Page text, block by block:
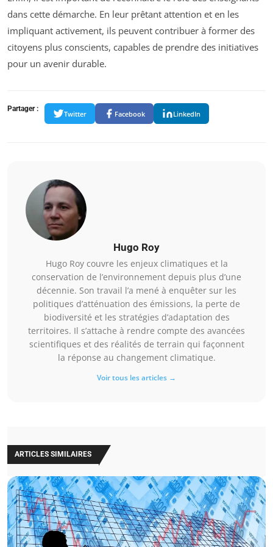
dans cette démarche. En leur prêtant attention et en les
impliquant activement, ils peuvent contribuer à former des
citoyens plus conscients, capables de prendre des initiatives
pour un avenir durable.
Partager :
Twitter Facebook LinkedIn
Hugo Roy
Hugo Roy couvre les enjeux climatiques et la
conservation de l’environnement depuis plus d’une
décennie. Son travail l’a mené à enquêter sur les
politiques d’atténuation des émissions, la perte de
biodiversité et les stratégies d’adaptation des
territoires. Il s’attache à rendre compte des avancées
scientifiques et des réalités de terrain qui façonnent
la réponse au changement climatique.
Voir tous les articles →
ARTICLES SIMILAIRES